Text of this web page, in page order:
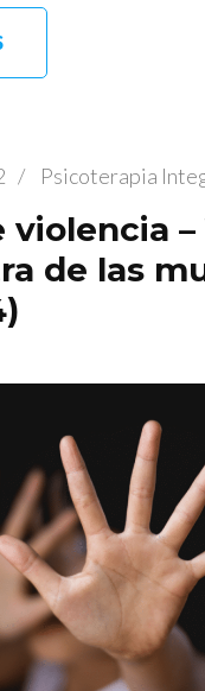
/ Psicoterapia
violencia
de las